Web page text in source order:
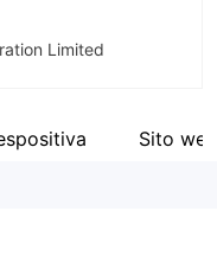
Limited
Sito web